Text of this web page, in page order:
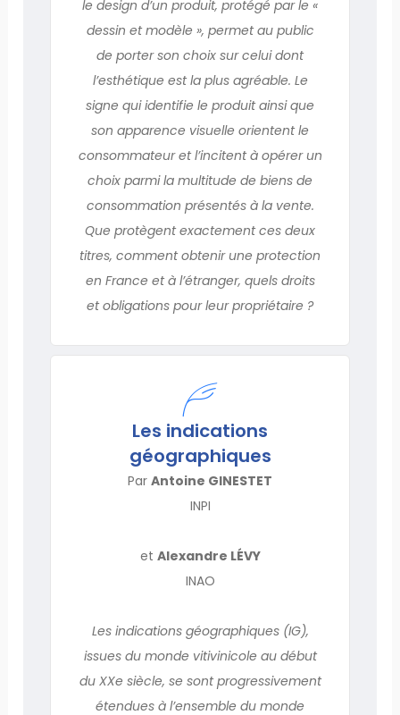
le design d’un produit, protégé par le «
dessin et modèle », permet au public
de porter son choix sur celui dont
l’esthétique est la plus agréable. Le
signe qui identifie le produit ainsi que
son apparence visuelle orientent le
consommateur et l’incitent à opérer un
choix parmi la multitude de biens de
consommation présentés à la vente.
Que protègent exactement ces deux
titres, comment obtenir une protection
en France et à l’étranger, quels droits
et obligations pour leur propriétaire ?
Les indications
géographiques
Par Antoine GINESTET
INPI
et Alexandre LÉVY
INAO
Les indications géographiques (IG),
issues du monde vitivinicole au début
du XXe siècle, se sont progressivement
étendues à l’ensemble du monde